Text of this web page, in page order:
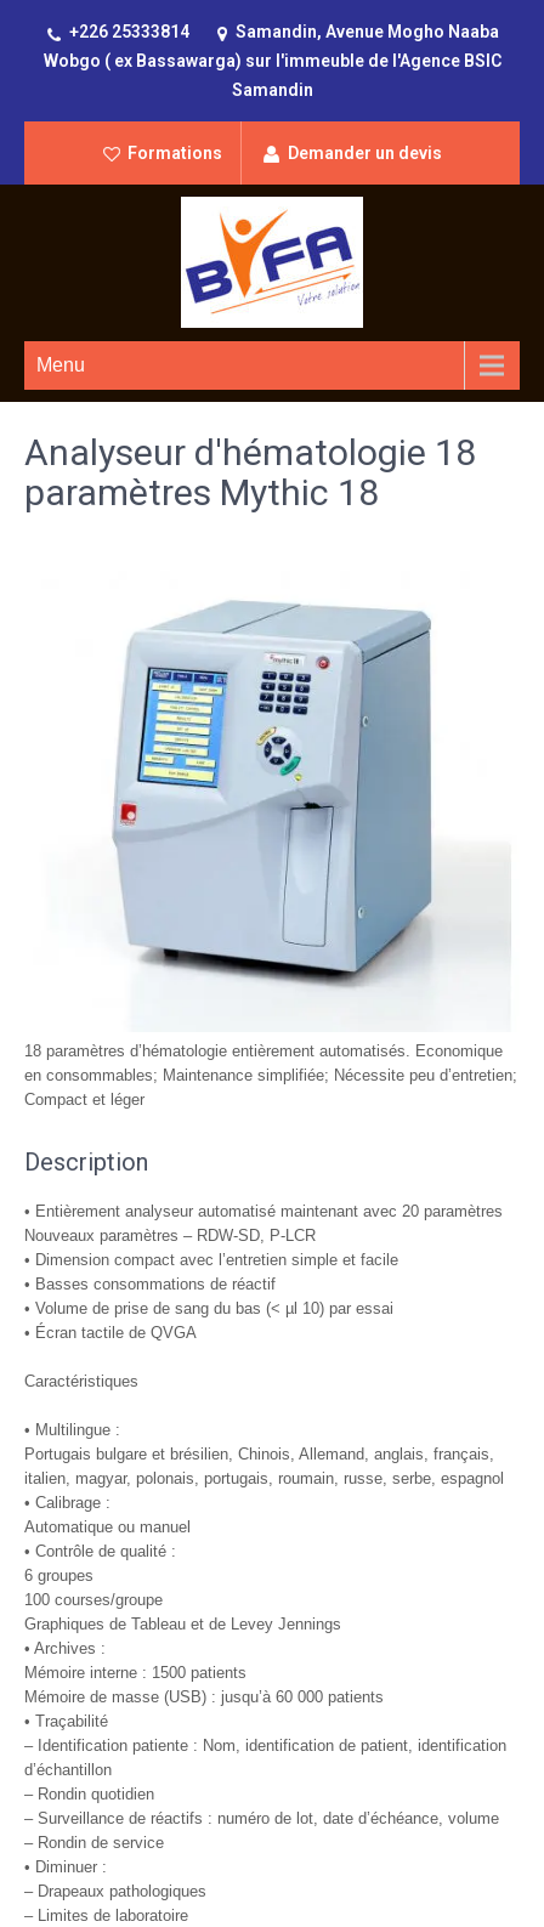
+226 25333814
Samandin, Avenue Mogho Naaba
Wobgo ( ex Bassawarga) sur l'immeuble de l'Agence BSIC
Samandin
Formations Demander un devis
Menu
Analyseur d'hématologie 18
paramètres Mythic 18
18 paramètres d’hématologie entièrement automatisés. Economique
en consommables; Maintenance simplifiée; Nécessite peu d’entretien;
Compact et léger
Description
• Entièrement analyseur automatisé maintenant avec 20 paramètres
Nouveaux paramètres – RDW-SD, P-LCR
• Dimension compact avec l’entretien simple et facile
• Basses consommations de réactif
• Volume de prise de sang du bas (< µl 10) par essai
• Écran tactile de QVGA
Caractéristiques
• Multilingue :
Portugais bulgare et brésilien, Chinois, Allemand, anglais, français,
italien, magyar, polonais, portugais, roumain, russe, serbe, espagnol
• Calibrage :
Automatique ou manuel
• Contrôle de qualité :
6 groupes
100 courses/groupe
Graphiques de Tableau et de Levey Jennings
• Archives :
Mémoire interne : 1500 patients
Mémoire de masse (USB) : jusqu’à 60 000 patients
• Traçabilité
– Identification patiente : Nom, identification de patient, identification
d’échantillon
– Rondin quotidien
– Surveillance de réactifs : numéro de lot, date d’échéance, volume
– Rondin de service
• Diminuer :
– Drapeaux pathologiques
– Limites de laboratoire